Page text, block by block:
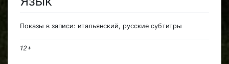
Показы в записи: итальянский, русские субтитры
12+